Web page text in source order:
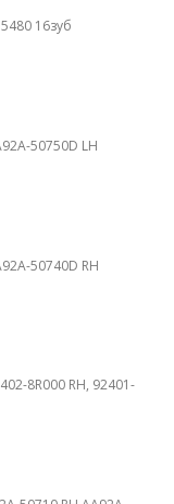
16зуб
50750D LH
50740D RH
8R000 RH, 92401-